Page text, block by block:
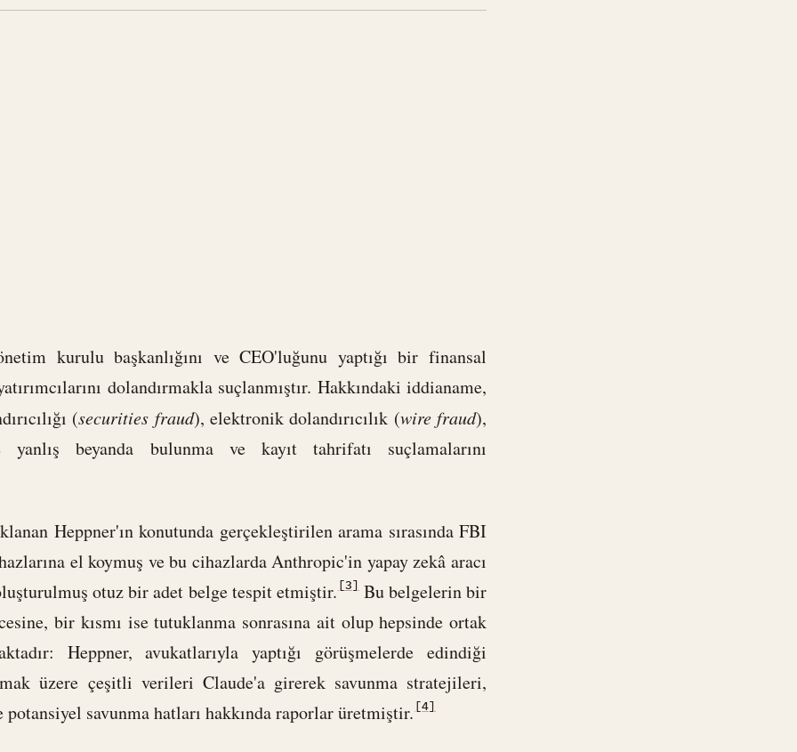
kurulu başkanlığını ve CEO'luğunu yaptığı bir finansal
dolandırmakla suçlanmıştır. Hakkındaki iddianame,
(securities fraud), elektronik dolandırıcılık (wire fraud),
yanlış beyanda bulunma ve kayıt tahrifatı suçlamalarını
Heppner'ın konutunda gerçekleştirilen arama sırasında FBI
el koymuş ve bu cihazlarda Anthropic'in yapay zekâ aracı
otuz bir adet belge tespit etmiştir. [3]Bu belgelerin bir
bir kısmı ise tutuklanma sonrasına ait olup hepsinde ortak
Heppner, avukatlarıyla yaptığı görüşmelerde edindiği
üzere çeşitli verileri Claude'a girerek savunma stratejileri,
savunma hatları hakkında raporlar üretmiştir. [4]